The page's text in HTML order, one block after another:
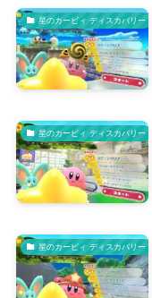
星のカービィ ディスカバリー
星のカービィ ディスカバリー
星のカービィ ディスカバリー